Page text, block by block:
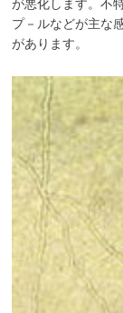
が悪化します。不
プ－ルなどが主な
があります。